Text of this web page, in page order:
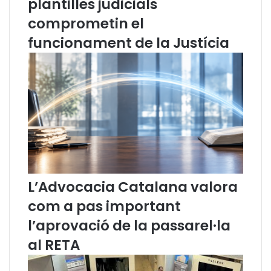
o
t
a
t
g
e
i
d
o
c
u
m
n
t
a
p
b
i
n
a
A
b
e
r
t
r
r
,
r
plantilles judicials
comprometin el
funcionament de la Justícia
L’Advocacia Catalana valora
com a pas important
l’aprovació de la passarel·la
al RETA